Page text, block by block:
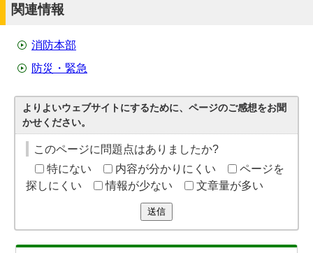
関連情報
消防本部
防災・緊急
よりよいウェブサイトにするために、ページのご感想をお聞
かせください。
このページに問題点はありましたか?
特にない
内容が分かりにくい
ページを
探しにくい
情報が少ない 文章量が多い
送信